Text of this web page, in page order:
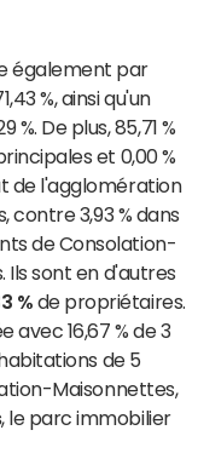
également par
%, ainsi qu'un
De plus, 85,71 %
et 0,00 %
de l'agglomération
contre 3,93 % dans
de Consolation-
Ils sont en d'autres
% de propriétaires.
avec 16,67 % de 3
de 5
Maisonnettes,
, le parc immobilier